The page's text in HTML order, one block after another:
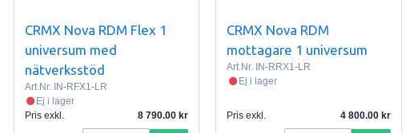
CRMX Nova RDM Flex 1
universum med
nätverksstöd
Art.Nr. IN-RFX1-LR
Ej i lager
Pris exkl.
8 790.00
CRMX Nova RDM
mottagare 1 universum
Art.Nr. IN-RRX1-LR
Ej i lager
Pris exkl. 4 800.00